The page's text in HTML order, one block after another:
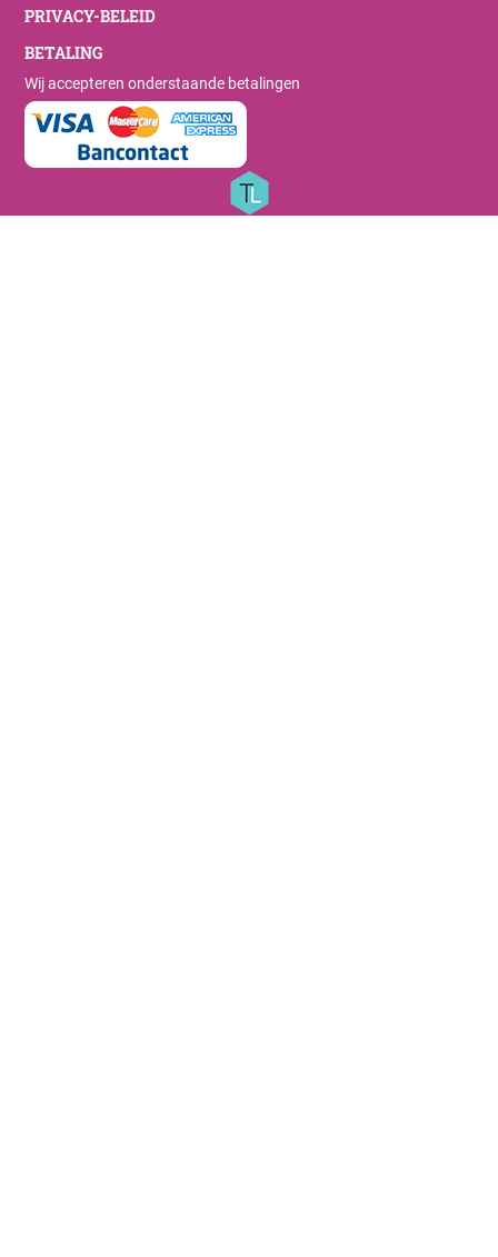
PRIVACY-BELEID
BETALING
Wij accepteren onderstaande betalingen